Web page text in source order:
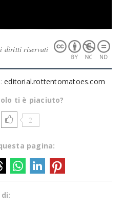
diritti riservati
editorial.rottentomatoes.com
ti è piaciuto?
2
pagina: